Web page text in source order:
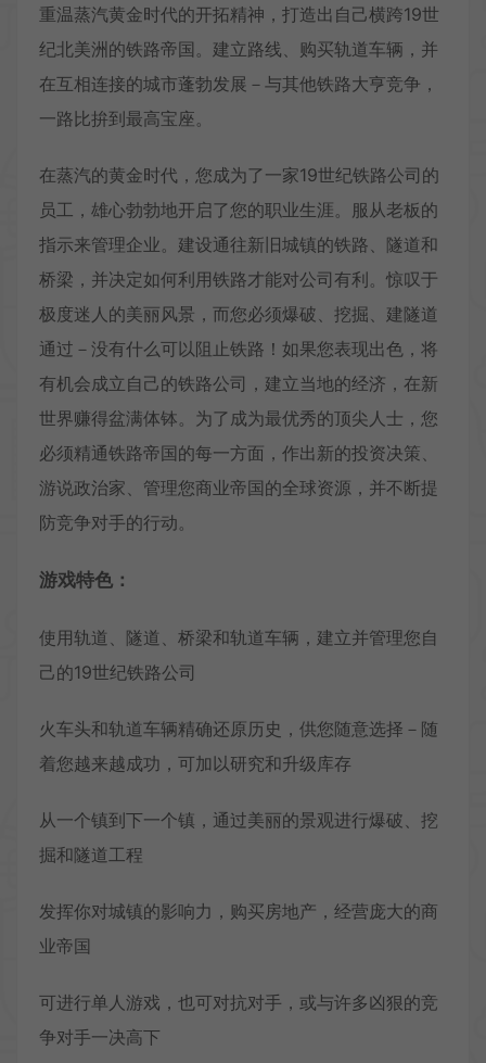
重温蒸汽黄金时代的开拓精神，打造出自己横跨19世
纪北美洲的铁路帝国。建立路线、购买轨道车辆，并
在互相连接的城市蓬勃发展－与其他铁路大亨竞争，
一路比拚到最高宝座。
在蒸汽的黄金时代，您成为了一家19世纪铁路公司的
员工，雄心勃勃地开启了您的职业生涯。服从老板的
指示来管理企业。建设通往新旧城镇的铁路、隧道和
桥梁，并决定如何利用铁路才能对公司有利。惊叹于
极度迷人的美丽风景，而您必须爆破、挖掘、建隧道
通过－没有什么可以阻止铁路！如果您表现出色，将
有机会成立自己的铁路公司，建立当地的经济，在新
世界赚得盆满体钵。为了成为最优秀的顶尖人士，您
必须精通铁路帝国的每一方面，作出新的投资决策、
游说政治家、管理您商业帝国的全球资源，并不断提
防竞争对手的行动。
游戏特色：
使用轨道、隧道、桥梁和轨道车辆，建立并管理您自
己的19世纪铁路公司
火车头和轨道车辆精确还原历史，供您随意选择－随
着您越来越成功，可加以研究和升级库存
从一个镇到下一个镇，通过美丽的景观进行爆破、挖
掘和隧道工程
发挥你对城镇的影响力，购买房地产，经营庞大的商
业帝国
可进行单人游戏，也可对抗对手，或与许多凶狠的竞
争对手一决高下